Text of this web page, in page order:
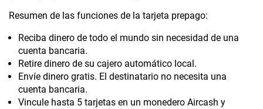
Resumen de las funciones de la tarjeta prepago:
Reciba dinero de todo el mundo sin necesidad de una
cuenta bancaria.
Retire dinero de su cajero automático local.
Envíe dinero gratis. El destinatario no necesita una
cuenta bancaria.
Vincule hasta 5 tarjetas en un monedero Aircash y